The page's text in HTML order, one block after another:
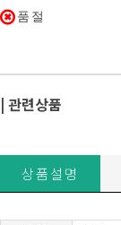
품절
| 관련상품
상품설명